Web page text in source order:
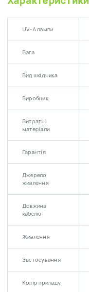
UV-A лампи
Вага
Вид шкідника
Виробник
Витратні
матеріали
Гарантія
Джерело
живлення
Довжина
кабелю
Живлення
Застосування
Колір приладу